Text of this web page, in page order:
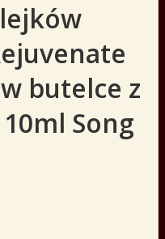
butelce z
Song